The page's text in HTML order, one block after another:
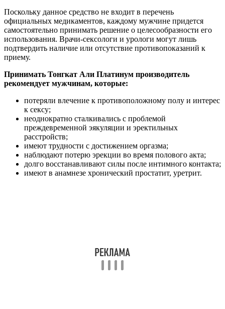
Поскольку данное средство не входит в перечень
официальных медикаментов, каждому мужчине придется
самостоятельно принимать решение о целесообразности его
использования. Врачи-сексологи и урологи могут лишь
подтвердить наличие или отсутствие противопоказаний к
приему.
Принимать Тонгкат Али Платинум производитель
рекомендует мужчинам, которые:
потеряли влечение к противоположному полу и интерес
к сексу;
неоднократно сталкивались с проблемой
преждевременной эякуляции и эректильных
расстройств;
имеют трудности с достижением оргазма;
наблюдают потерю эрекции во время полового акта;
долго восстанавливают силы после интимного контакта;
имеют в анамнезе хронический простатит, уретрит.